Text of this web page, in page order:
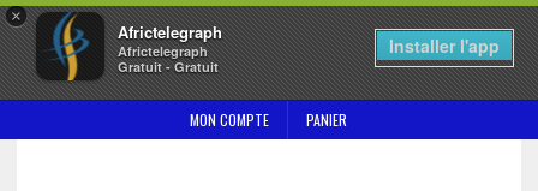
×
Africtelegraph
Africtelegraph
Gratuit - Gratuit
Installer l'app
MON COMPTE PANIER